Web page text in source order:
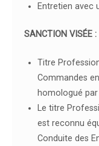
Entretien avec
SANCTION VISÉE :
Titre
Commandes
homologué
Le titre
est reconnu
Conduite des